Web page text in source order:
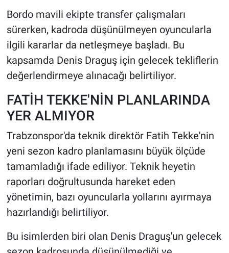
Bordo mavili ekipte transfer çalışmaları
sürerken, kadroda düşünülmeyen oyuncularla
ilgili kararlar da netleşmeye başladı. Bu
kapsamda Denis Draguş için gelecek tekliflerin
değerlendirmeye alınacağı belirtiliyor.
FATİH TEKKE'NİN PLANLARINDA
YER ALMIYOR
Trabzonspor'da teknik direktör Fatih Tekke'nin
yeni sezon kadro planlamasını büyük ölçüde
tamamladığı ifade ediliyor. Teknik heyetin
raporları doğrultusunda hareket eden
yönetimin, bazı oyuncularla yollarını ayırmaya
hazırlandığı belirtiliyor.
Bu isimlerden biri olan Denis Draguş'un gelecek
MAGAZİN
Bilim, Teknoloji